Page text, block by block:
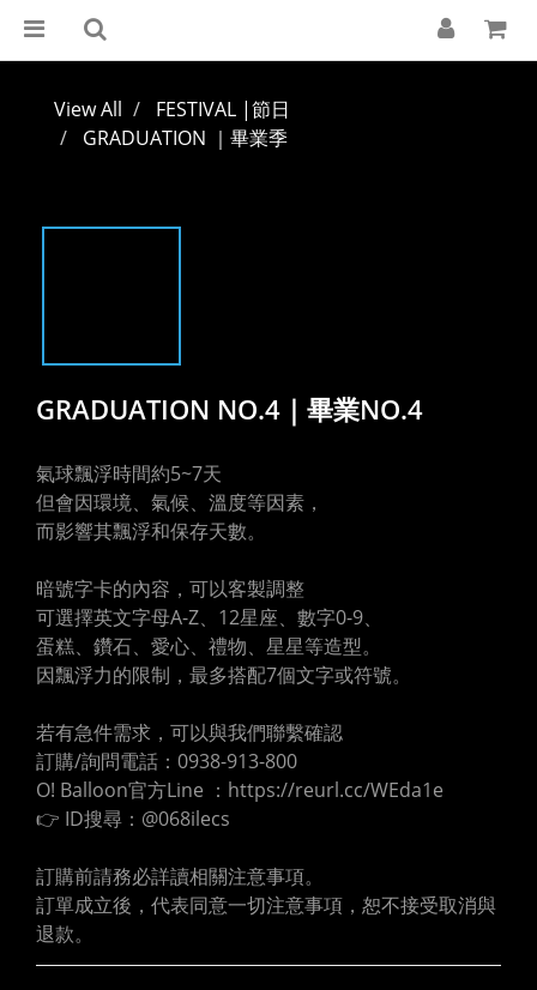
View All
FESTIVAL |節日
GRADUATION ｜畢業季
GRADUATION NO.4｜畢業NO.4
氣球飄浮時間約5~7天
但會因環境、氣候、溫度等因素，
而影響其飄浮和保存天數。
暗號字卡的內容，可以客製調整
可選擇英文字母A-Z、12星座、數字0-9、
蛋糕、鑽石、愛心、禮物、星星等造型。
因飄浮力的限制，最多搭配7個文字或符號。
若有急件需求，可以與我們聯繫確認
訂購/詢問電話：0938-913-800
O! Balloon官方Line ：https://reurl.cc/WEda1e
👉 ID搜尋：@068ilecs
訂購前請務必詳讀相關注意事項。
訂單成立後，代表同意一切注意事項，恕不接受取消與
退款。